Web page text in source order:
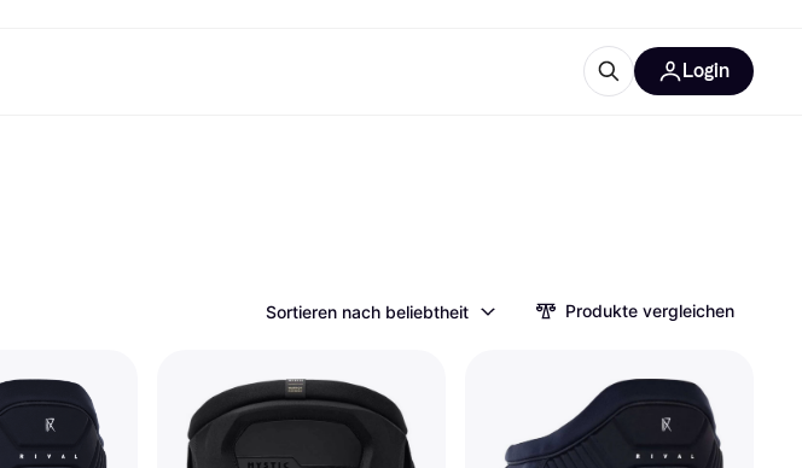
Login
Sortieren nach beliebtheit Produkte vergleichen